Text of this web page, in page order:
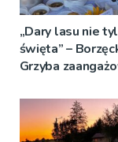
„Dary lasu nie
święta” –
Grzyba